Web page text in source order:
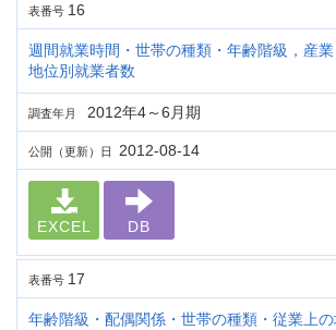
表番号 16
週間就業時間・世帯の種類・年齢階級，産
地位別就業者数
調査年月 2012年4～6月期
公開（更新）日 2012-08-14
EXCEL DB
表番号 17
年齢階級・配偶関係・世帯の種類・従業上